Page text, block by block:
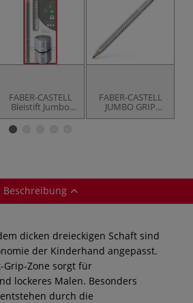
FABER-CASTELL
Bleistift Jumbo
GRIP Set
FABER-CASTELL
JUMBO GRIP
Bleistifte, einzeln
Beschreibung
dicken dreieckigen Schaft sind
der Kinderhand angepasst.
Grip-Zone sorgt für
lockeres Malen. Besonders
durch die